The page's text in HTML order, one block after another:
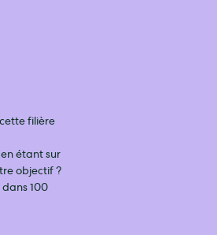
filière
étant sur
objectif ?
100